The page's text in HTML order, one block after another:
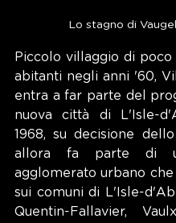
Lo stagno di
Piccolo villaggio di
abitanti negli anni '60,
entra a far parte del
nuova città di L'Isle-
1968, su decisione
allora fa parte di
agglomerato urbano che
sui comuni di L'Isle-
Quentin-Fallavier,